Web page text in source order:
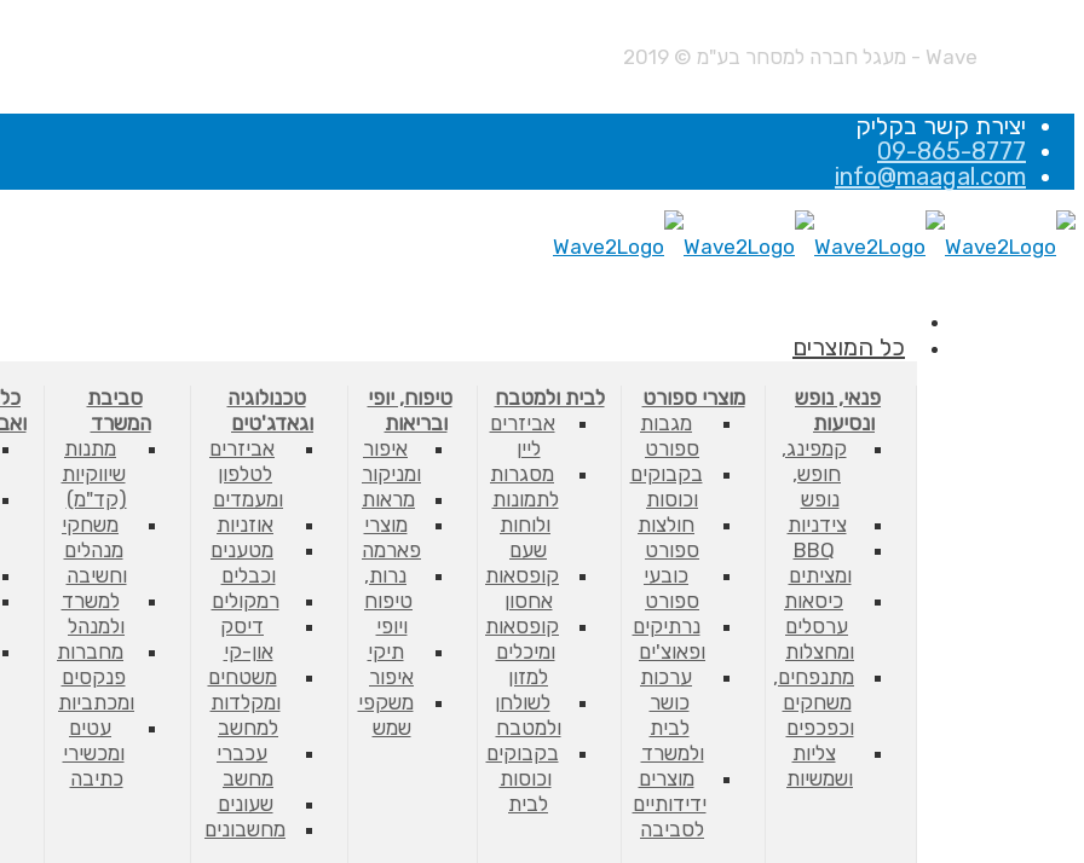
יצירת קשר בקליק
09-865-8777
info@maagal.com
כל המוצרים
פנאי, נופש
ונסיעות
קמפינג,
חופש,
נופש
צידניות
BBQ
ומציתים
כיסאות
ערסלים
ומחצלות
מתנפחים,
משחקים
וכפכפים
צליות
ושמשיות
מוצרי ספורט
מגבות
ספורט
בקבוקים
וכוסות
חולצות
ספורט
כובעי
ספורט
נרתיקים
ופאוצ'ים
ערכות
כושר
לבית
ולמשרד
מוצרים
ידידותיים
לסביבה
לבית ולמטבח
אביזרים
ליין
מסגרות
לתמונות
ולוחות
שעם
קופסאות
אחסון
קופסאות
ומיכלים
למזון
לשולחן
ולמטבח
בקבוקים
וכוסות
לבית
טיפוח, יופי
ובריאות
איפור
ומניקור
מראות
מוצרי
פארמה
נרות,
טיפוח
ויופי
תיקי
איפור
משקפי
שמש
טכנולוגיה
וגאדג'טים
אביזרים
לטלפון
ומעמדים
אוזניות
מטענים
וכבלים
רמקולים
דיסק
און-קי
משטחים
ומקלדות
למחשב
עכברי
מחשב
שעונים
מחשבונים
סביבת
המשרד
מתנות
שיווקיות
(קד"מ)
משחקי
מנהלים
וחשיבה
למשרד
ולמנהל
מחברות
פנקסים
ומכתביות
עטים
ומכשירי
כתיבה
Wave - מעגל חברה למסחר בע"מ © 2019